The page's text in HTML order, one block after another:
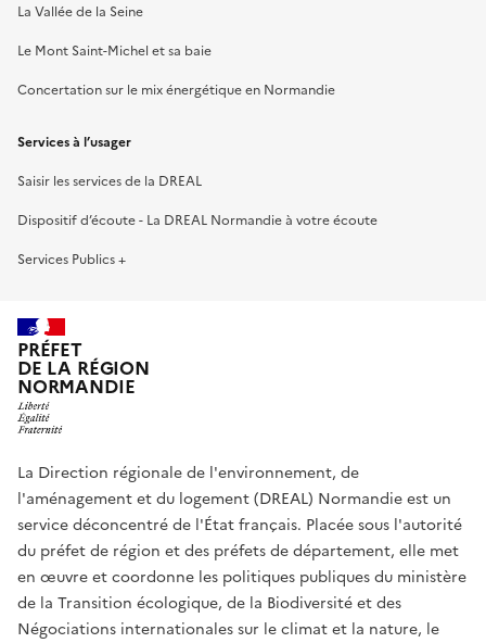
La Vallée de la Seine
Le Mont Saint-Michel et sa baie
Concertation sur le mix énergétique en Normandie
Services à l’usager
Saisir les services de la DREAL
Dispositif d’écoute - La DREAL Normandie à votre écoute
Services Publics +
PRÉFET
DE LA RÉGION
NORMANDIE
La Direction régionale de l'environnement, de
l'aménagement et du logement (DREAL) Normandie est un
service déconcentré de l'État français. Placée sous l'autorité
du préfet de région et des préfets de département, elle met
en œuvre et coordonne les politiques publiques du ministère
de la Transition écologique, de la Biodiversité et des
Négociations internationales sur le climat et la nature, le